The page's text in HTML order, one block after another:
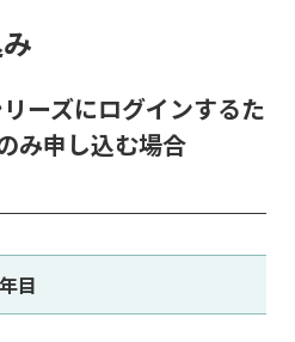
ーズにログインするた
み申し込む場合
目